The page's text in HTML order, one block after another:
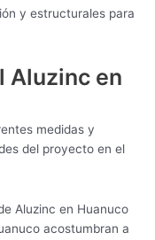
y estructurales para
Aluzinc en
medidas y
del proyecto en el
Aluzinc en Huanuco
acostumbran a